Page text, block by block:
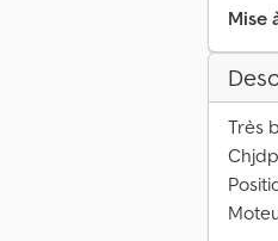
Mise
Très